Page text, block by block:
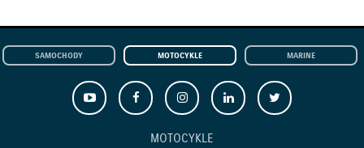
SAMOCHODY MOTOCYKLE MARINE
MOTOCYKLE